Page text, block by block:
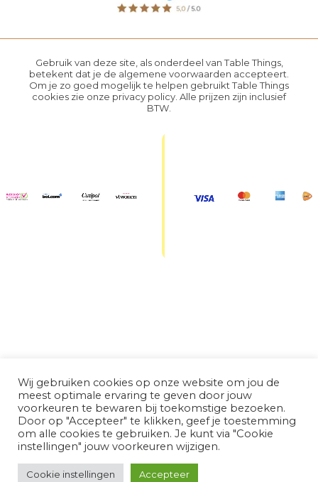
Gebruik van deze site, als onderdeel van Table Things,
betekent dat je de algemene voorwaarden accepteert.
Om je zo goed mogelijk te helpen gebruikt Table Things
cookies zie onze privacy policy . Alle prijzen zijn inclusief
BTW.
Wij gebruiken cookies op onze website om jou de
meest optimale ervaring te geven door jouw
voorkeuren te bewaren bij toekomstige bezoeken.
Door op "Accepteer" te klikken, geef je toestemming
om alle cookies te gebruiken. Je kunt via "Cookie
instellingen" jouw voorkeuren wijzigen.
Cookie instellingen Accepteer